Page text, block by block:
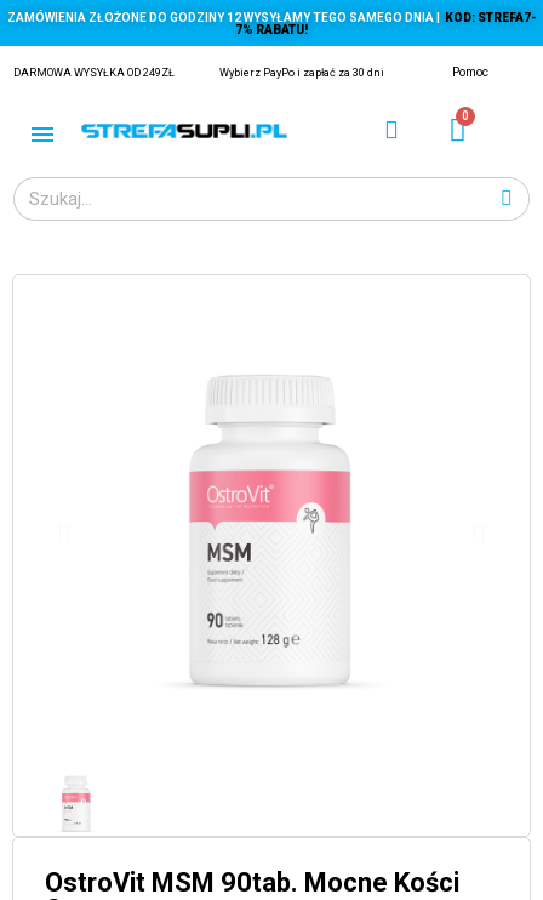
ZAMÓWIENIA ZŁOŻONE DO GODZINY 12 WYSYŁAMY TEGO SAMEGO DNIA |
KOD: STREFA7-
7% RABATU!
DARMOWA WYSYŁKA OD 249ZŁ Wybierz PayPo i zapłać za 30 dni Pomoc
OstroVit MSM 90tab. Mocne Kości